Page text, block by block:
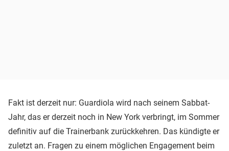
Fakt ist derzeit nur: Guardiola wird nach seinem Sabbat-
Jahr, das er derzeit noch in New York verbringt, im Sommer
definitiv auf die Trainerbank zurückkehren. Das kündigte er
zuletzt an. Fragen zu einem möglichen Engagement beim